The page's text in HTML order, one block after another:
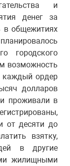
и
денег за
в общежитиях
городского
возможность
каждый ордер
долларов
проживали в
от десяти до
взятку,
в другие
жилищными